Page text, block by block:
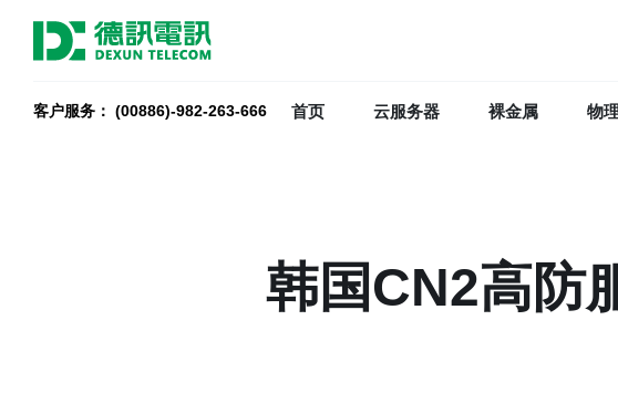
客户服务： (00886)-982-263-666 首页 云服务器 裸金属 物
韩国CN2高防